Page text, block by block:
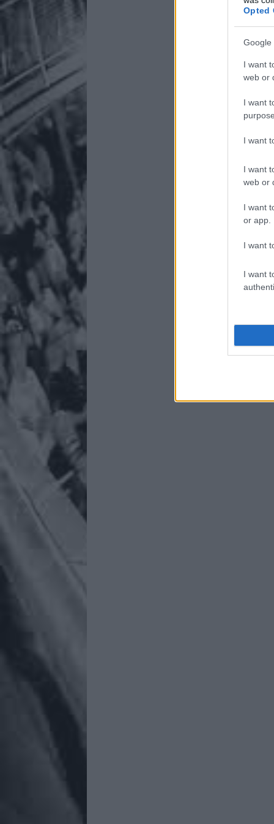
Opted
Google
I want
web or
I want
I want
I want
web or
I want
or app.
I want
I want